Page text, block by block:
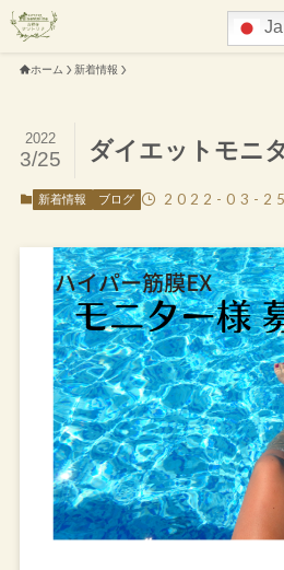
ホーム 新着情報
ダイエットモニ
2022
3/25
新着情報 ブログ 2022-03-25